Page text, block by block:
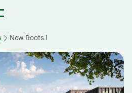
New Roots I